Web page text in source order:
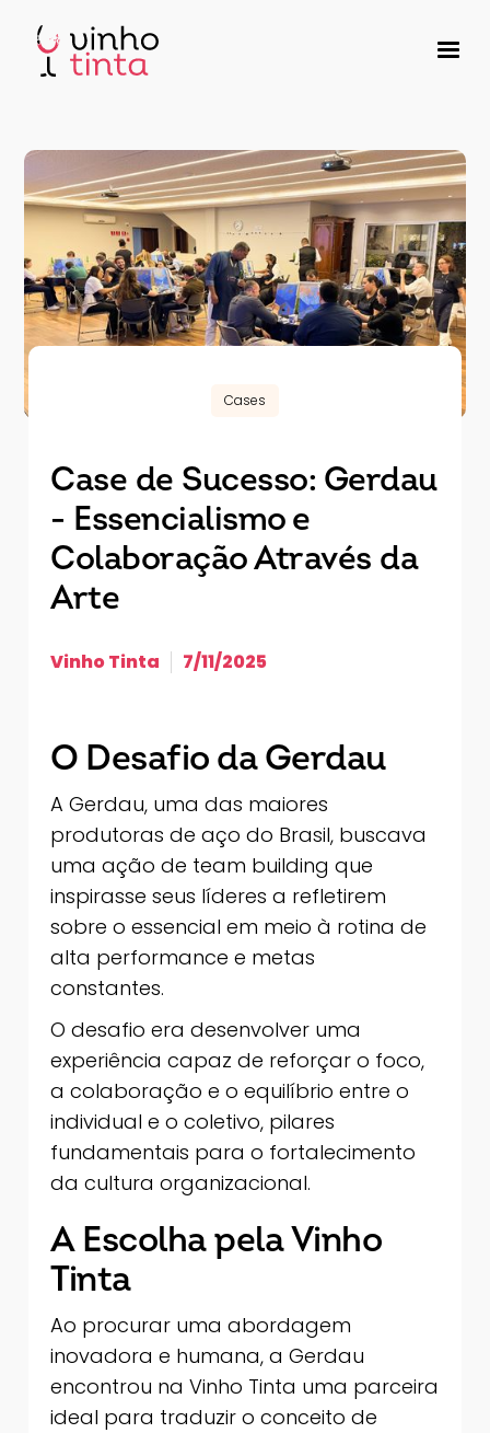
Cases
Case de Sucesso: Gerdau
- Essencialismo e
Colaboração Através da
Arte
Vinho Tinta 7/11/2025
O Desafio da Gerdau
A Gerdau, uma das maiores
produtoras de aço do Brasil, buscava
uma ação de team building que
inspirasse seus líderes a refletirem
sobre o essencial em meio à rotina de
alta performance e metas
constantes.
O desafio era desenvolver uma
experiência capaz de reforçar o foco,
a colaboração e o equilíbrio entre o
individual e o coletivo, pilares
fundamentais para o fortalecimento
da cultura organizacional.
A Escolha pela Vinho
Tinta
Ao procurar uma abordagem
inovadora e humana, a Gerdau
encontrou na Vinho Tinta uma parceira
ideal para traduzir o conceito de